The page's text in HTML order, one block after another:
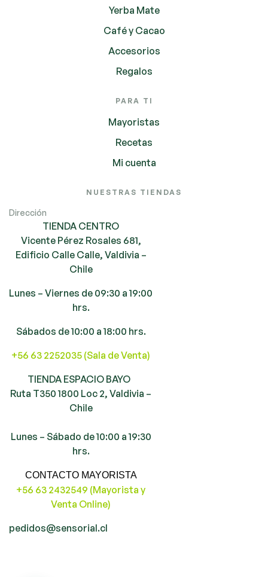
Yerba Mate
Café y Cacao
Accesorios
Regalos
PARA TI
Mayoristas
Recetas
Mi cuenta
NUESTRAS TIENDAS
Dirección
TIENDA CENTRO
Vicente Pérez Rosales 681,
Edificio Calle Calle, Valdivia –
Chile
Lunes – Viernes de 09:30 a 19:00
hrs.
Sábados de 10:00 a 18:00 hrs.
+56 63 2252035 (Sala de Venta)
TIENDA ESPACIO BAYO
Ruta T350 1800 Loc 2, Valdivia –
Chile
Lunes – Sábado de 10:00 a 19:30
hrs.
CONTACTO MAYORISTA
+56 63 2432549 (Mayorista y
Venta Online)
pedidos@sensorial.cl